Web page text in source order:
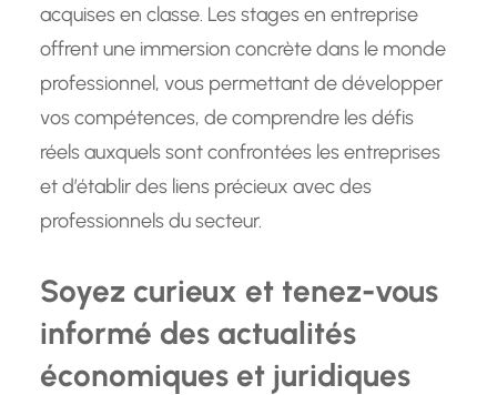
acquises en classe. Les stages en entreprise
offrent une immersion concrète dans le monde
professionnel, vous permettant de développer
vos compétences, de comprendre les défis
réels auxquels sont confrontées les entreprises
et d’établir des liens précieux avec des
professionnels du secteur.
Soyez curieux et tenez-vous
informé des actualités
économiques et juridiques